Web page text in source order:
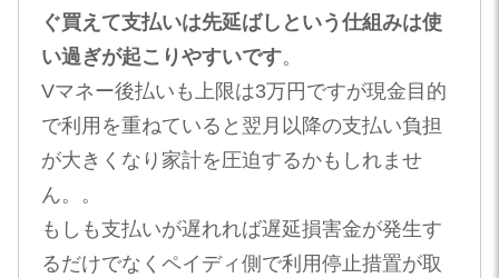
ぐ買えて支払いは先延ばしという仕組みは使
い過ぎが起こりやすいです​。
​Vマネー後払いも上限は3万円ですが現金目的
で利用を重ねていると翌月以降の支払い負担
が大きくなり家計を圧迫するかもしれませ
ん。。
もしも支払いが遅れれば遅延損害金が発生す
るだけでなくペイディ側で利用停止措置が取